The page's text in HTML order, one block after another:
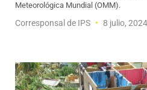
Meteorológica Mundial (OMM).
Corresponsal de IPS 8 julio, 2024